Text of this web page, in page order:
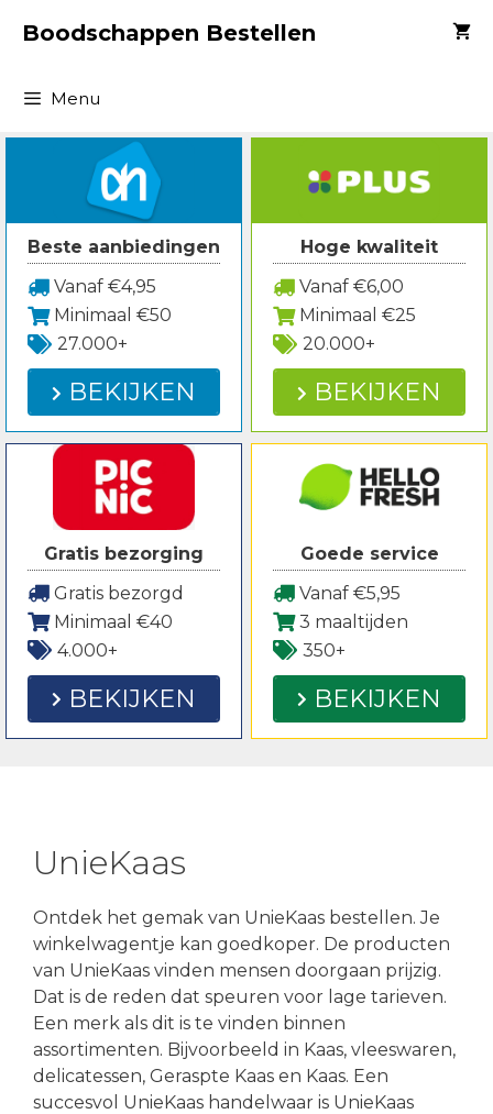
naarBoodschappen Bestellen
Menu
Beste aanbiedingen
Vanaf €4,95
Minimaal €50
27.000+
BEKIJKEN
Hoge kwaliteit
Vanaf €6,00
Minimaal €25
20.000+
BEKIJKEN
Gratis bezorging
Gratis bezorgd
Minimaal €40
4.000+
BEKIJKEN
Goede service
Vanaf €5,95
3 maaltijden
350+
BEKIJKEN
UnieKaas
Ontdek het gemak van UnieKaas bestellen. Je
winkelwagentje kan goedkoper. De producten
van UnieKaas vinden mensen doorgaan prijzig.
Dat is de reden dat speuren voor lage tarieven.
Een merk als dit is te vinden binnen
assortimenten. Bijvoorbeeld in Kaas, vleeswaren,
delicatessen, Geraspte Kaas en Kaas. Een
succesvol UnieKaas handelwaar is UnieKaas